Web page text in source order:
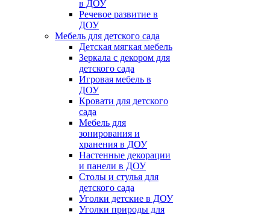
в ДОУ
Речевое развитие в
ДОУ
Мебель для детского сада
Детская мягкая мебель
Зеркала с декором для
детского сада
Игровая мебель в
ДОУ
Кровати для детского
сада
Мебель для
зонирования и
хранения в ДОУ
Настенные декорации
и панели в ДОУ
Столы и стулья для
детского сада
Уголки детские в ДОУ
Уголки природы для